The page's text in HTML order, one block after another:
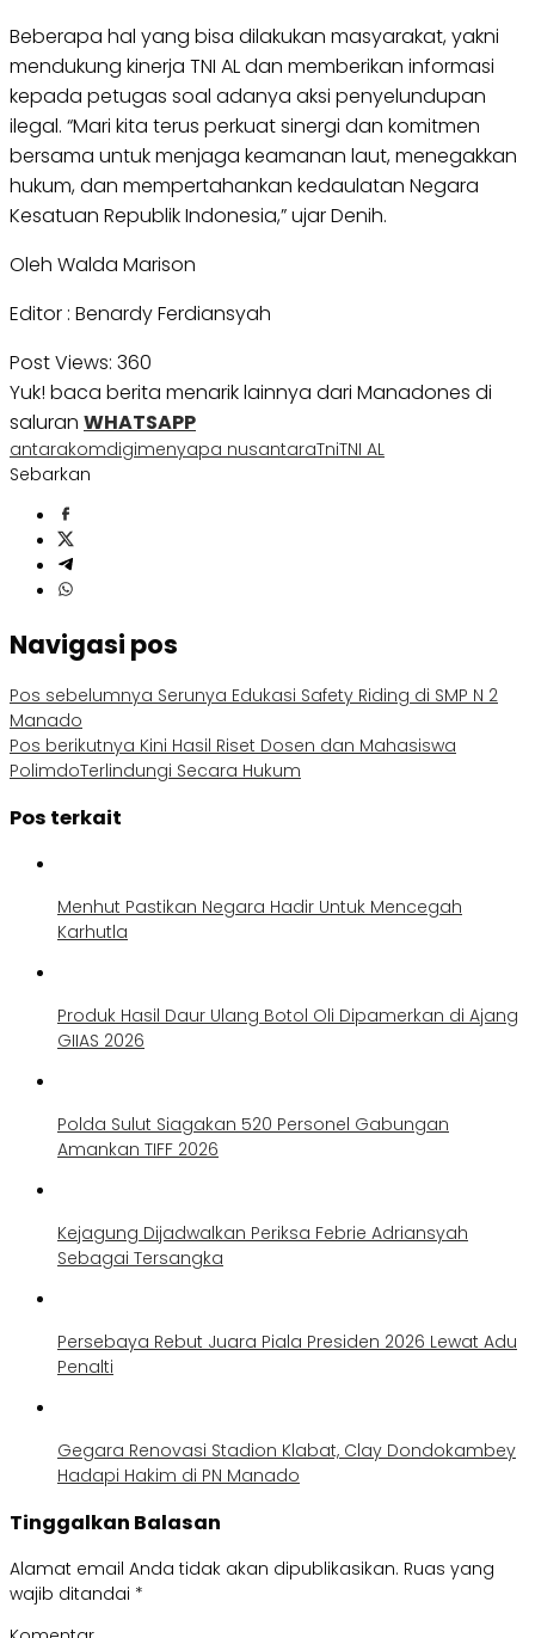
Beberapa hal yang bisa dilakukan masyarakat, yakni
mendukung kinerja TNI AL dan memberikan informasi
kepada petugas soal adanya aksi penyelundupan
ilegal. “Mari kita terus perkuat sinergi dan komitmen
bersama untuk menjaga keamanan laut, menegakkan
hukum, dan mempertahankan kedaulatan Negara
Kesatuan Republik Indonesia,” ujar Denih.
Oleh Walda Marison
Editor : Benardy Ferdiansyah
Post Views: 360
Yuk! baca berita menarik lainnya dari Manadones di
saluran WHATSAPP
antarakomdigimenyapa nusantaraTniTNI AL
Sebarkan
Navigasi pos
Pos sebelumnya Serunya Edukasi Safety Riding di SMP N 2
Manado
Pos berikutnya Kini Hasil Riset Dosen dan Mahasiswa
PolimdoTerlindungi Secara Hukum
Pos terkait
Menhut Pastikan Negara Hadir Untuk Mencegah
Karhutla
Produk Hasil Daur Ulang Botol Oli Dipamerkan di Ajang
GIIAS 2026
Polda Sulut Siagakan 520 Personel Gabungan
Amankan TIFF 2026
Kejagung Dijadwalkan Periksa Febrie Adriansyah
Sebagai Tersangka
Persebaya Rebut Juara Piala Presiden 2026 Lewat Adu
Penalti
Gegara Renovasi Stadion Klabat, Clay Dondokambey
Hadapi Hakim di PN Manado
Tinggalkan Balasan
Alamat email Anda tidak akan dipublikasikan. Ruas yang
wajib ditandai *